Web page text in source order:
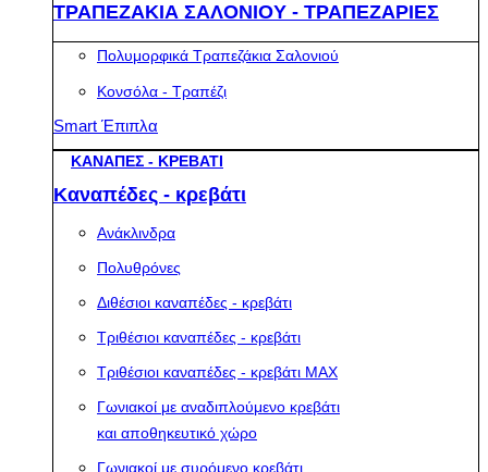
ΤΡΑΠΕΖΑΚΙΑ ΣΑΛΟΝΙΟΥ - ΤΡΑΠΕΖΑΡΙΕΣ
Πολυμορφικά Τραπεζάκια Σαλονιού
Κονσόλα - Τραπέζι
Smart Έπιπλα
ΚΑΝΑΠΕΣ - ΚΡΕΒΑΤΙ
Καναπέδες - κρεβάτι
Ανάκλινδρα
Πολυθρόνες
Διθέσιοι καναπέδες - κρεβάτι
Τριθέσιοι καναπέδες - κρεβάτι
Τριθέσιοι καναπέδες - κρεβάτι MAX
Γωνιακοί με αναδιπλούμενο κρεβάτι
και αποθηκευτικό χώρο
Γωνιακοί με συρόμενο κρεβάτι